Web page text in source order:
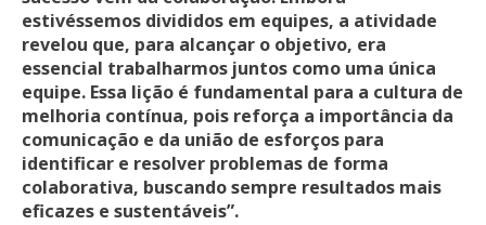
estivéssemos divididos em equipes, a atividade
revelou que, para alcançar o objetivo, era
essencial trabalharmos juntos como uma única
equipe. Essa lição é fundamental para a cultura de
melhoria contínua, pois reforça a importância da
comunicação e da união de esforços para
identificar e resolver problemas de forma
colaborativa, buscando sempre resultados mais
eficazes e sustentáveis”.